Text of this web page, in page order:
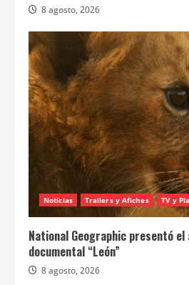
8 agosto, 2026
Noticias Trailers y Afiches TV y
National Geographic presentó
documental “León”
8 agosto, 2026